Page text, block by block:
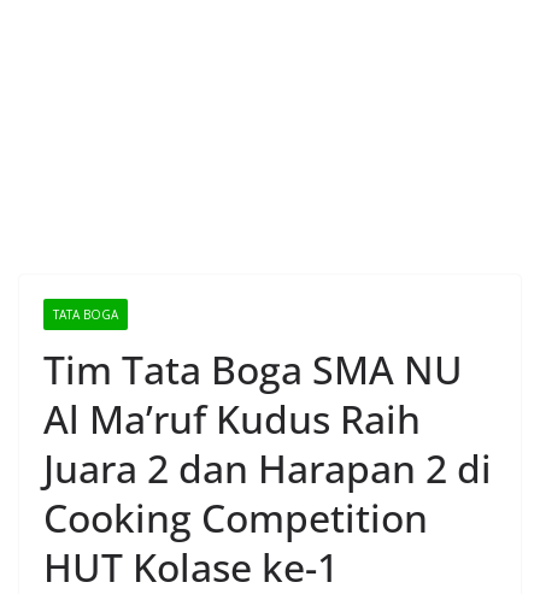
TATA BOGA
Tim Tata Boga SMA NU
Al Ma’ruf Kudus Raih
Juara 2 dan Harapan 2 di
Cooking Competition
HUT Kolase ke-1